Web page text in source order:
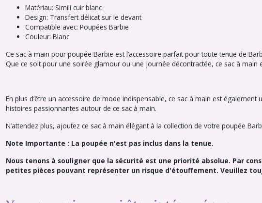
Matériau: Simili cuir blanc
Design: Transfert délicat sur le devant
Compatible avec: Poupées Barbie
Couleur: Blanc
Ce sac à main pour poupée Barbie est l’accessoire parfait pour toute tenue de
Que ce soit pour une soirée glamour ou une journée décontractée, ce sac à main
En plus d’être un accessoire de mode indispensable, ce sac à main est
histoires passionnantes autour de ce sac à main.
N’attendez plus, ajoutez ce sac à main élégant à la collection de votre poupée
Note Importante : La poupée n'est pas inclus dans la tenue.
Nous tenons à souligner que la sécurité est une priorité absolue. Par
petites pièces pouvant représenter un risque d'étouffement. Veuillez